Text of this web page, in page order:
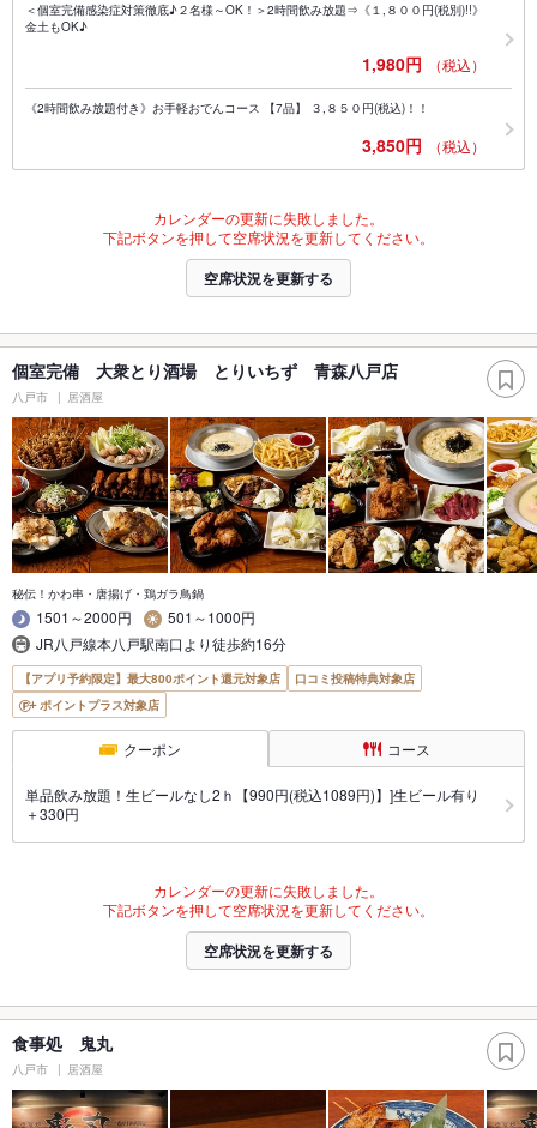
＜個室完備感染症対策徹底♪２名様～OK！＞2時間飲み放題⇒《１,８００円(税別)!!》
金土もOK♪
1,980円 （税込）
《2時間飲み放題付き》お手軽おでんコース 【7品】 ３,８５０円(税込)！！
3,850円 （税込）
カレンダーの更新に失敗しました。
下記ボタンを押して空席状況を更新してください。
空席状況を更新する
個室完備 大衆とり酒場 とりいちず 青森八戸店
八戸市 居酒屋
秘伝！かわ串・唐揚げ・鶏ガラ鳥鍋
1501～2000円
501～1000円
JR八戸線本八戸駅南口より徒歩約16分
【アプリ予約限定】最大800ポイント還元対象店
口コミ投稿特典対象店
ポイントプラス対象店
クーポン コース
単品飲み放題！生ビールなし2ｈ【990円(税込1089円)】]生ビール有り
＋330円
カレンダーの更新に失敗しました。
下記ボタンを押して空席状況を更新してください。
空席状況を更新する
食事処 鬼丸
八戸市 居酒屋